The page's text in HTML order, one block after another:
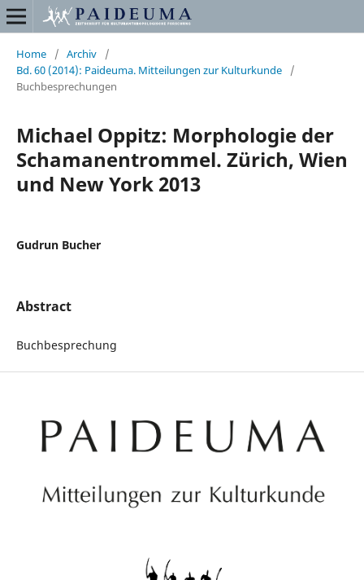
Home / Archiv
/
Bd. 60 (2014): Paideuma. Mitteilungen zur Kulturkunde
/
Buchbesprechungen
Michael Oppitz: Morphologie der
Schamanentrommel. Zürich, Wien
und New York 2013
Gudrun Bucher
Abstract
Buchbesprechung